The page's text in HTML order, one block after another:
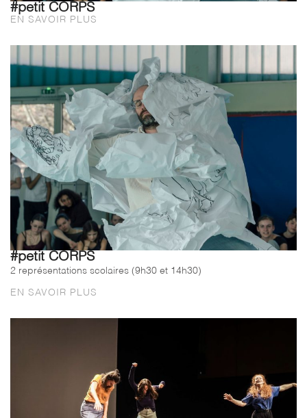
#petit CORPS
EN SAVOIR PLUS
#petit CORPS
2 représentations scolaires (9h30 et 14h30)
EN SAVOIR PLUS